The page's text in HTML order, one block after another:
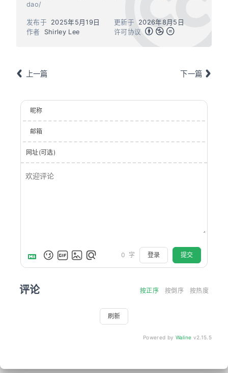
dao/
作者 Shirley Lee
发布于 2025年5月19日 更新于
2026年8月5日
许可协议
上一篇 下一篇
昵称
邮箱
网址(可选)
0 字 登录 提交
评论 按正序 按倒序 按热度
刷新
Powered by Waline v2.15.5